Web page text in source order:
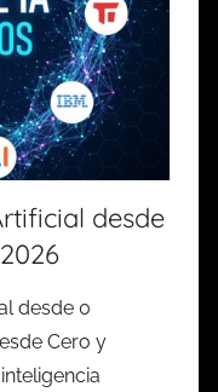
desde
desde 0
Cero y